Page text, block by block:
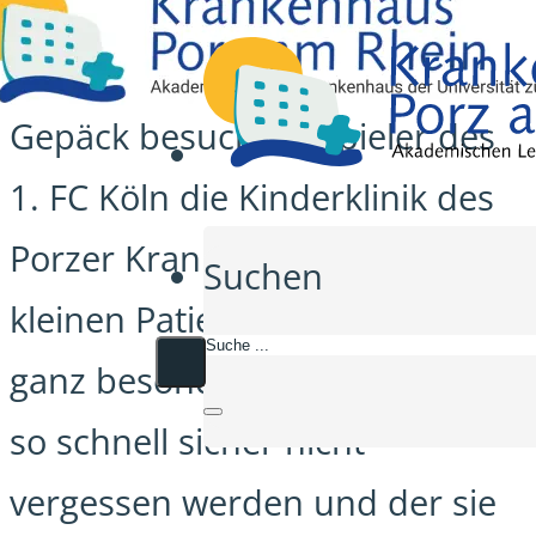
Suchen
Mit vielen Geschenken im
Gepäck besuchten Spieler des
1. FC Köln die Kinderklinik des
Porzer Krankenhauses. Für die
kleinen Patienten war dies ein
ganz besonderer Tag, den sie
so schnell sicher nicht
vergessen werden und der sie